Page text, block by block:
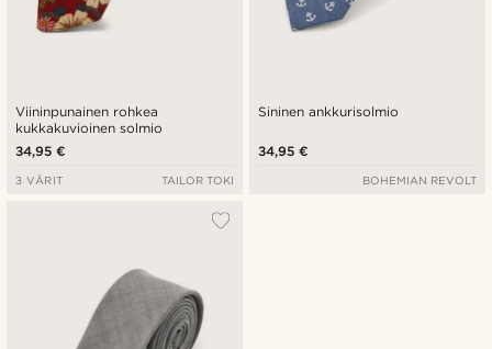
Viininpunainen rohkea
kukkakuvioinen solmio
34,95 €
3 VÄRIT TAILOR TOKI
Sininen ankkurisolmio
34,95 €
BOHEMIAN REVOLT